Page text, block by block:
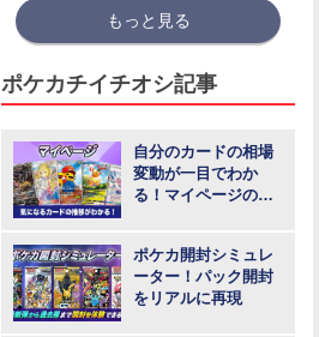
もっと見る
ポケカチイチオシ記事
自分のカードの相場
変動が一目でわか
る！マイページの登
ポケカ開封シミュレ
ーター！パック開封
をリアルに再現